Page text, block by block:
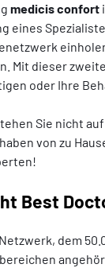
medicis confort
eines
Mit dieser
oder Ihre
Sie nicht
von zu
Best
dem